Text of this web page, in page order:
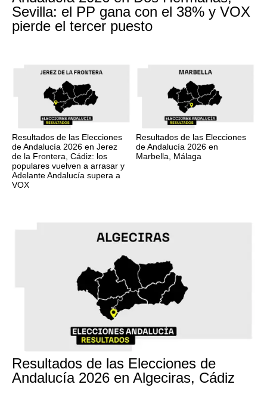
Sevilla: el PP gana con el 38% y VOX
pierde el tercer puesto
Resultados de las Elecciones
de Andalucía 2026 en Jerez
de la Frontera, Cádiz: los
populares vuelven a arrasar y
Adelante Andalucía supera a
VOX
Resultados de las Elecciones
de Andalucía 2026 en
Marbella, Málaga
Resultados de las Elecciones de
Andalucía 2026 en Algeciras, Cádiz